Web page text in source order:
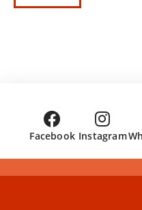
Facebook Instagram